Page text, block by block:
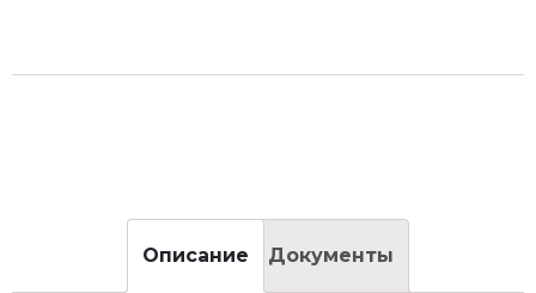
Описание Документы